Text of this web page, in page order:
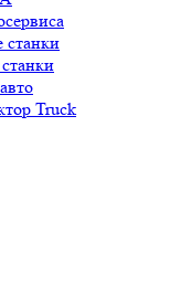
станки
Truck